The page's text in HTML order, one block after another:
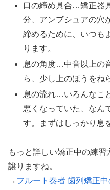
口の締め具合…矯正器
分、アンブシュアの穴
締めるために、いつも
ります。
息の角度…中音以上の
ら、少し上のほうをね
息の流れ…いろんなこ
悪くなっていた、なん
す。まずはしっかり息
もっと詳しい矯正中の練
譲りますね。
→ フルート奏者 歯列矯正